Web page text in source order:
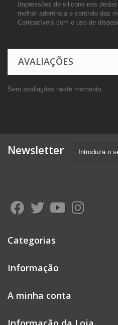
Impressões de silicone nos
melhor aderência e controlo das
Compatíveis com o uso de
AVALIAÇÕES
Sem avaliações neste momento.
Newsletter
Categorias
Informação
A minha conta